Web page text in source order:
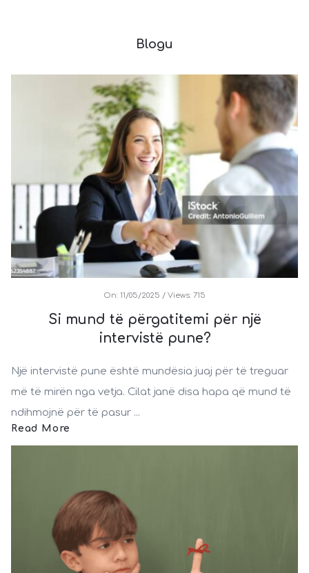
Blogu
On: 11/05/2025 Views: 715
Si mund të përgatitemi për një
intervistë pune?
Një intervistë pune është mundësia juaj për të treguar
më të mirën nga vetja. Cilat janë disa hapa që mund të
ndihmojnë për të pasur ...
Read More